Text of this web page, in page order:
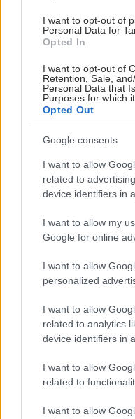
I want to opt-out of
Personal Data for
Opted In
I want to opt-out of
Retention, Sale,
Personal Data that
Purposes for which
Opted Out
Google consents
I want to allow
related to
device identifiers in
I want to allow my
Google for online
I want to allow
personalized
I want to allow
related to analytics
device identifiers in
I want to allow
related to
I want to allow